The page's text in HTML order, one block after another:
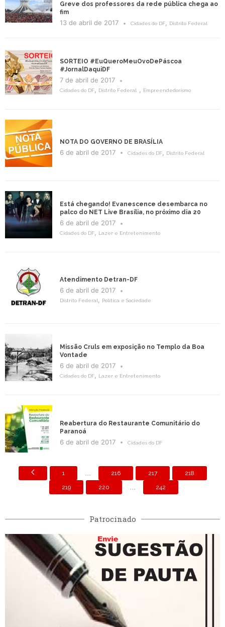
Greve dos professores da rede pública chega ao
fim
13 de abril de 2017 Cidades do DF Distrito Federal
SORTEIO #EuQueroMeuOvoDePáscoa
#JornalDaquiDF
7 de abril de 2017
Cidades do DF Distrito Federal Empreendedorismo
NOTA DO GOVERNO DE BRASÍLIA
6 de abril de 2017 Cidades do DF Distrito Federal
Está chegando! Evanescence desembarca no
palco do NET Live Brasília, no próximo dia 20
6 de abril de 2017
Cidades do DF Lazer e Entretenimento
Atendimento Detran-DF
6 de abril de 2017
Distrito Federal Política e Sociedade
Missão Cruls em exposição no Templo da Boa
Vontade
6 de abril de 2017
Cidades do DF Lazer e Entretenimento
Reabertura do Restaurante Comunitário do
Paranoá
6 de abril de 2017 Cidades do DF
1 ... 216 217
218
219
220 ... 242
Patrocinado